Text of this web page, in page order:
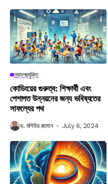
তথ্যপ্রযুক্তি
কোডিংয়ের গুরুত্ব: শিক্ষার্থী এবং
পেশাগত উন্নয়নের জন্য ভবিষ্যতের
সাফল্যের পথ
ড. মশিউর রহমান July 6, 2024